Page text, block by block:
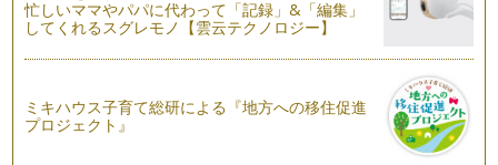
5月の絵本『わたしのワンピース』をつくろう！
新しい生活にも慣れてきたころでしょうか。春は明るくて気持
ちがウキウキしますね。 …
あかちゃんの絵本3『ぼうし』で遊ぼう！
あかちゃんにおすすめの絵本第3回目は『ぼうし』です。 小さ
忙しいママやパパに代わって「記録」&「編集」
してくれるスグレモノ【雲云テクノロジー】
ミキハウス子育て総研による『地方への移住促進
プロジェクト』